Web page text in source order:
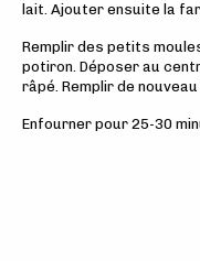
lait. Ajouter ensuite la
Remplir des petits
potiron. Déposer au
râpé. Remplir de
Enfourner pour 25-30